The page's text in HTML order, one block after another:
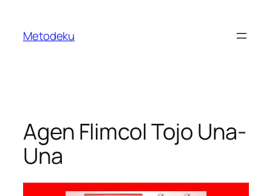
content
Metodeku
Agen Flimcol Tojo Una-
Una